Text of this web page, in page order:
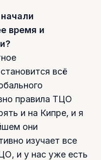
время и
всё
правила ТЦО
и на Кипре, и я
они
изучает все
и у нас уже есть